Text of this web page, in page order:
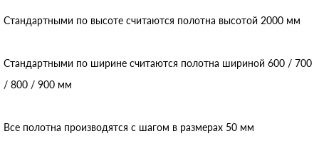
Стандартными по высоте считаются полотна высотой 2000 мм
Стандартными по ширине считаются полотна шириной 600 / 700
/ 800 / 900 мм
Все полотна производятся с шагом в размерах 50 мм